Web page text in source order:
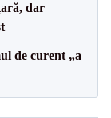
dar
de curent „a